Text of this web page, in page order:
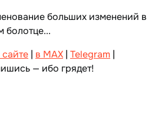
больших изменений в
болотце...
| в MAX | Telegram |
— ибо грядет!